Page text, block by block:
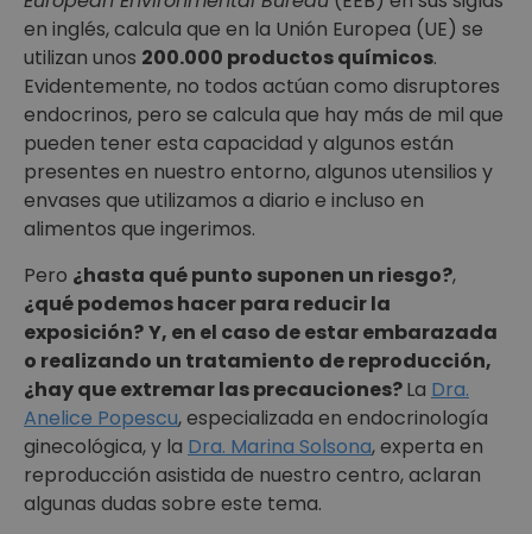
en inglés, calcula que en la Unión Europea (UE) se
utilizan unos 200.000 productos químicos.
Evidentemente, no todos actúan como disruptores
endocrinos, pero se calcula que hay más de mil que
pueden tener esta capacidad y algunos están
presentes en nuestro entorno, algunos utensilios y
envases que utilizamos a diario e incluso en
alimentos que ingerimos.
Pero ¿hasta qué punto suponen un riesgo?,
¿qué podemos hacer para reducir la
exposición?Y, en el caso de estar embarazada
o realizando un tratamiento de reproducción,
¿hay que extremar las precauciones?La Dra.
Anelice Popescu, especializada en endocrinología
ginecológica, y la Dra. Marina Solsona, experta en
reproducción asistida de nuestro centro, aclaran
algunas dudas sobre este tema.